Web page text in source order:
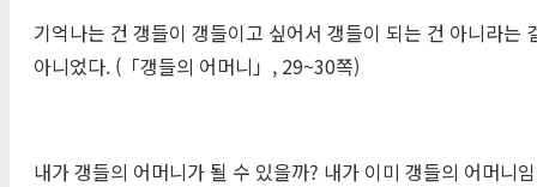
기억나는 건 갱들이 갱들이고 싶어서 갱들이 되는 건 아니라
아니었다. (「갱들의 어머니」, 29~30쪽)
내가 갱들의 어머니가 될 수 있을까? 내가 이미 갱들의 어머니